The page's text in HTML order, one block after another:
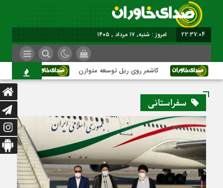
22:37:05 امروز : شنبه, ۱۷ مرداد , ۱۴۰۵
کاشمر روی ریل توسعه متوازن کاشمر؛
سفراستانی